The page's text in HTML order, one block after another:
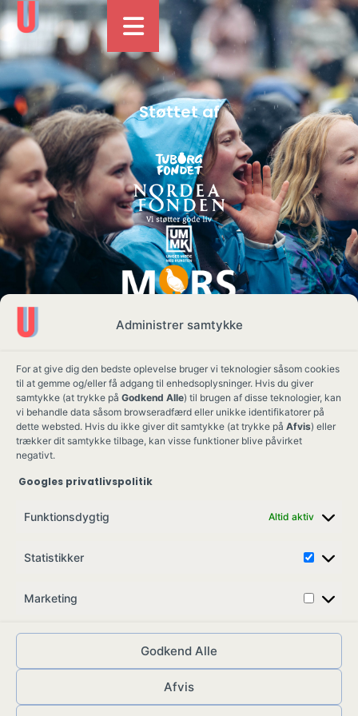
Administrer samtykke
For at give dig den bedste oplevelse bruger vi teknologier såsom cookies
til at gemme og/eller få adgang til enhedsoplysninger. Hvis du giver
samtykke (at trykke på Godkend Alle) til brugen af disse teknologier, kan
vi behandle data såsom browseradfærd eller unikke identifikatorer på
dette websted. Hvis du ikke giver dit samtykke (at trykke på Afvis) eller
trækker dit samtykke tilbage, kan visse funktioner blive påvirket
negativt.
Googles privatlivspolitik
Funktionsdygtig Altid aktiv
Statistikker
Marketing
Godkend Alle
Afvis
Støttet af
Ung Kult
Skovgade 17,
CVR: 41008547
© ungkult.dk - 2026 Allieret– din partner i